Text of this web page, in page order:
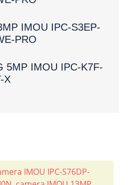
IMOU IPC-S3EP-
PRO
5MP IMOU IPC-K7F-
X